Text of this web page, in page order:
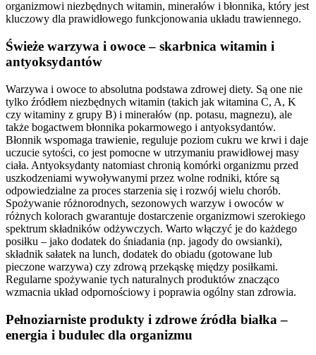
organizmowi niezbędnych witamin, minerałów i błonnika, który jest
kluczowy dla prawidłowego funkcjonowania układu trawiennego.
Świeże warzywa i owoce – skarbnica witamin i
antyoksydantów
Warzywa i owoce to absolutna podstawa zdrowej diety. Są one nie
tylko źródłem niezbędnych witamin (takich jak witamina C, A, K
czy witaminy z grupy B) i minerałów (np. potasu, magnezu), ale
także bogactwem błonnika pokarmowego i antyoksydantów.
Błonnik wspomaga trawienie, reguluje poziom cukru we krwi i daje
uczucie sytości, co jest pomocne w utrzymaniu prawidłowej masy
ciała. Antyoksydanty natomiast chronią komórki organizmu przed
uszkodzeniami wywoływanymi przez wolne rodniki, które są
odpowiedzialne za proces starzenia się i rozwój wielu chorób.
Spożywanie różnorodnych, sezonowych warzyw i owoców w
różnych kolorach gwarantuje dostarczenie organizmowi szerokiego
spektrum składników odżywczych. Warto włączyć je do każdego
posiłku – jako dodatek do śniadania (np. jagody do owsianki),
składnik sałatek na lunch, dodatek do obiadu (gotowane lub
pieczone warzywa) czy zdrową przekąskę między posiłkami.
Regularne spożywanie tych naturalnych produktów znacząco
wzmacnia układ odpornościowy i poprawia ogólny stan zdrowia.
Pełnoziarniste produkty i zdrowe źródła białka –
energia i budulec dla organizmu